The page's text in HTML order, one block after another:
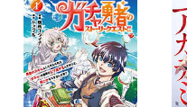
フォトコン2025
1,048円 (税込)